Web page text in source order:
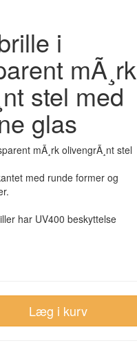
i
mÃ¸rk
stel med
glas
mÃ¸rk olivengrÃ¸nt stel
med runde former og
har UV400 beskyttelse
Læg i kurv